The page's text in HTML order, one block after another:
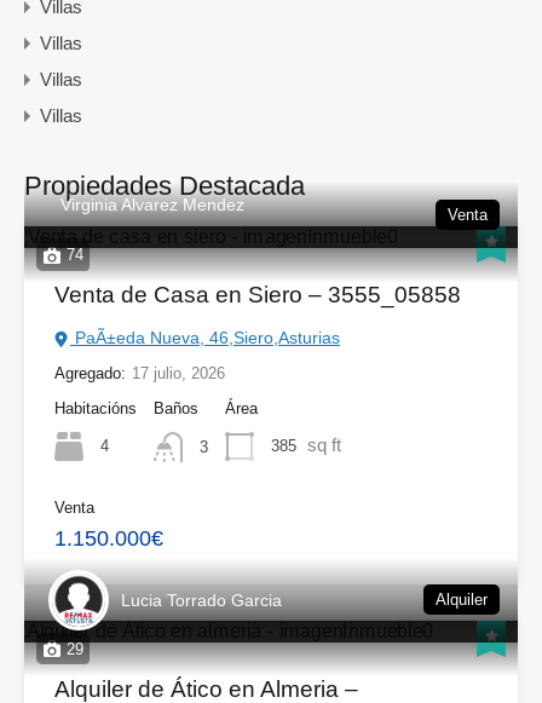
Villas
Villas
Villas
Villas
Propiedades Destacada
74
Virginia Alvarez Mendez
Venta
Venta de Casa en Siero – 3555_05858
PaÃ±eda Nueva, 46,Siero,Asturias
Agregado: 17 julio, 2026
Habitacións
4
Baños
3
Área
385 sq ft
Venta
1.150.000€
29
Lucia Torrado Garcia Alquiler
Alquiler de Ático en Almeria –